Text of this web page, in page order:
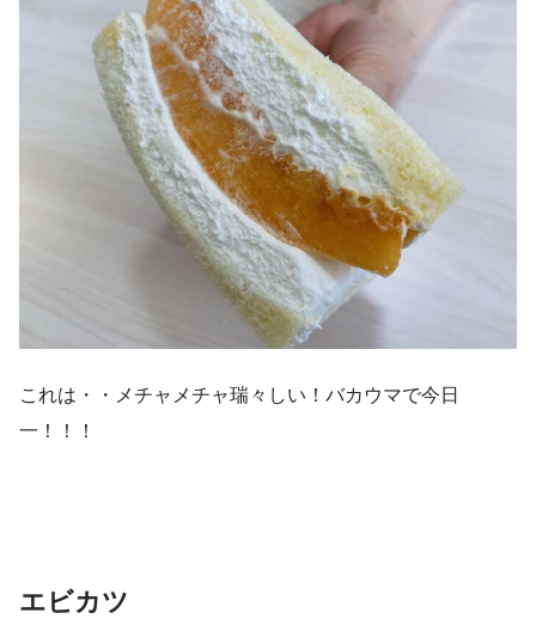
これは・・メチャメチャ瑞々しい！バカウマで今日
一！！！
エビカツ